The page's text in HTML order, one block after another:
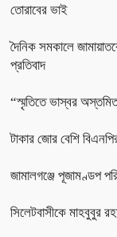
তোরাবের ভাই
দৈনিক সমকালে
প্রতিবাদ
“স্মৃতিতে ভাস্বর অস্তমিত
টাকার জোর বেশি
জামালগঞ্জে পূজামণ্ডপ
সিলেটবাসীকে মাহবুবুর